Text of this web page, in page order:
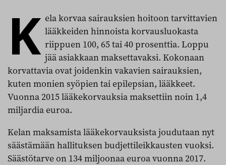
K ela korvaa sairauksien hoitoon tarvittavien
lääkkeiden hinnoista korvausluokasta
riippuen 100, 65 tai 40 prosenttia. Loppu
jää asiakkaan maksettavaksi. Kokonaan
korvattavia ovat joidenkin vakavien sairauksien,
kuten monien syöpien tai epilepsian, lääkkeet.
Vuonna 2015 lääkekorvauksia maksettiin noin 1,4
miljardia euroa.
Kelan maksamista lääkekorvauksista joudutaan nyt
säästämään hallituksen budjettileikkausten vuoksi.
Säästötarve on 134 miljoonaa euroa vuonna 2017.